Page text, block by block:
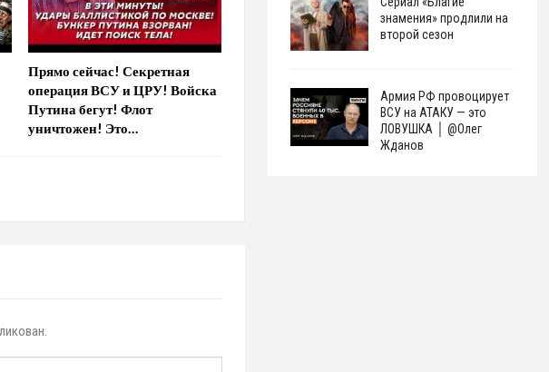
Прямо сейчас! Секретная
операция ВСУ и ЦРУ! Войска
Путина бегут! Флот
уничтожен! Это…
знамения» продлили на
второй сезон
Армия РФ провоцирует
ВСУ на АТАКУ — это
ЛОВУШКА │ @Олег
Жданов